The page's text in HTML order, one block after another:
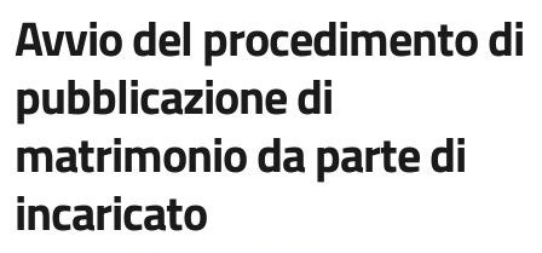
Avvio del procedimento di
pubblicazione di
matrimonio da parte di
incaricato